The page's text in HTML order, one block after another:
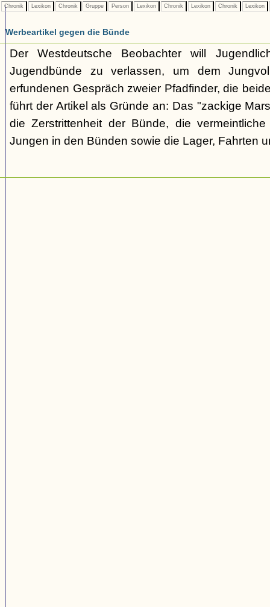
Chronik Lexikon Chronik Gruppe Person Lexikon Chronik Lexikon Chronik Lexikon
Werbeartikel gegen die Bünde
Der Westdeutsche Beobachter will
Jugendbünde zu verlassen, um dem
erfundenen Gespräch zweier Pfadfinder, die
führt der Artikel als Gründe an: Das "zackige
die Zerstrittenheit der Bünde, die
Jungen in den Bünden sowie die Lager, Fahrten